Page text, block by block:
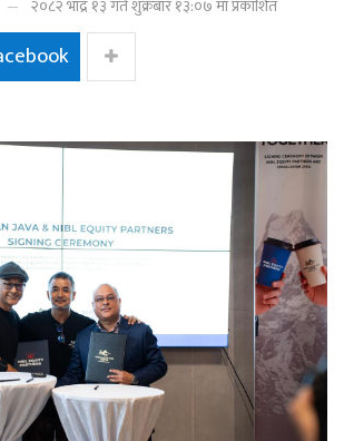
२०८२ भाद्र १३ गते शुक्रबार १३:०७ मा प्रकाशित